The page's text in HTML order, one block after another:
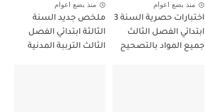
منذ بضع اعوام
اختبارات حصرية السنة 3
ابتدائي الفصل الثالث
جميع المواد بالتصحيح
منذ بضع اعوام
ملخص جديد السنة
الثالثة ابتدائي الفصل
الثالث الترببة المدنية